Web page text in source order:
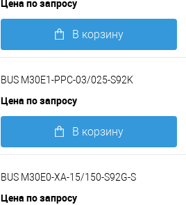
Цена по запросу
В корзину
BUS M30E1-PPC-03/025-S92K
Цена по запросу
В корзину
BUS M30E0-XA-15/150-S92G-S
Цена по запросу